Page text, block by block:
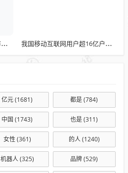
A股HPV疫苗企业业绩下滑 市场由蓝海变红海 我国移动互联网用户超16亿户均流量20.87GB
亿元(1681) 都是(784)
中国 (1743) 也是(311)
女性 (361) 的人(1240)
机器人(325) 品牌(529)